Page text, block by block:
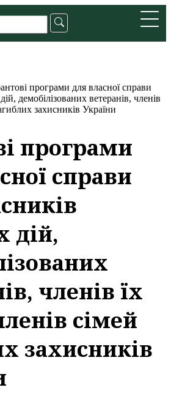
програми для власної справи
демобілізованих ветеранів, членів
захисників України
програми
справи
дій,
членів їх
сімей
захисників